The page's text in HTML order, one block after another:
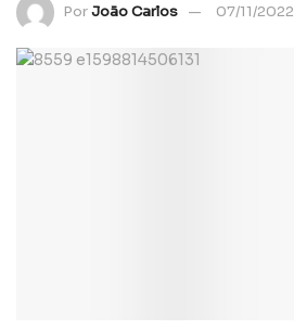
PorJoão Carlos 07/11/2022